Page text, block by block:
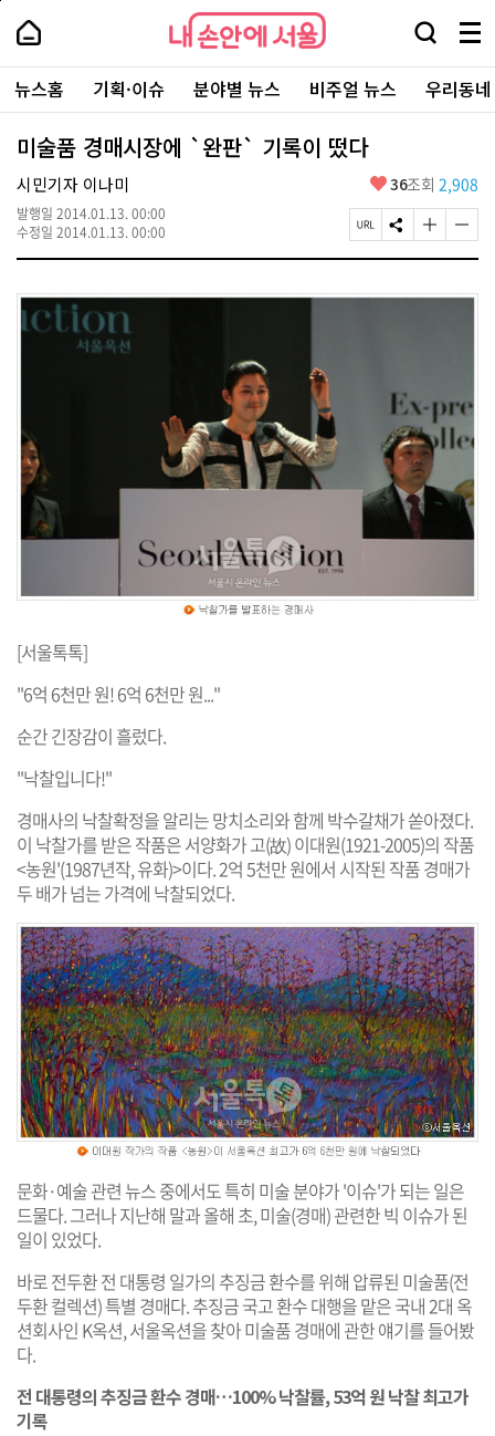
본
로
가
내
손
안
에
서
울
-
서
울
시
대
표
소
포
털
내
손
에
울
검
창
열
기
메
뉴
전
체
보
주
요
서
뉴스홈 기획·이슈 분야별 뉴스 비주얼 뉴스 우리동
미술품 경매시장에 `완판` 기록이 떴다
시민기자 이나미
발행일 2014.01.13. 00:00
수정일 2014.01.13. 00:00
좋
요
36조회 2,908
페
이
U
S
N
공
글
자
기
기
글
자
기
기
[서울톡톡]
"6억 6천만 원! 6억 6천만 원..."
순간 긴장감이 흘렀다.
"낙찰입니다!"
경매사의 낙찰확정을 알리는 망치소리와 함께 박수갈채가 쏟아졌다.
이 낙찰가를 받은 작품은 서양화가 고(故) 이대원(1921-2005)의 작품
<농원'(1987년작, 유화)>이다. 2억 5천만 원에서 시작된 작품 경매가
두 배가 넘는 가격에 낙찰되었다.
문화·예술 관련 뉴스 중에서도 특히 미술 분야가 '이슈'가 되는 일은
드물다. 그러나 지난해 말과 올해 초, 미술(경매) 관련한 빅 이슈가 된
일이 있었다.
바로 전두환 전 대통령 일가의 추징금 환수를 위해 압류된 미술품(전
두환 컬렉션) 특별 경매다. 추징금 국고 환수 대행을 맡은 국내 2대 옥
션회사인 K옥션, 서울옥션을 찾아 미술품 경매에 관한 얘기를 들어봤
다.
전 대통령의 추징금 환수 경매…100% 낙찰률, 53억 원 낙찰 최고가
기록
페
상
단
로